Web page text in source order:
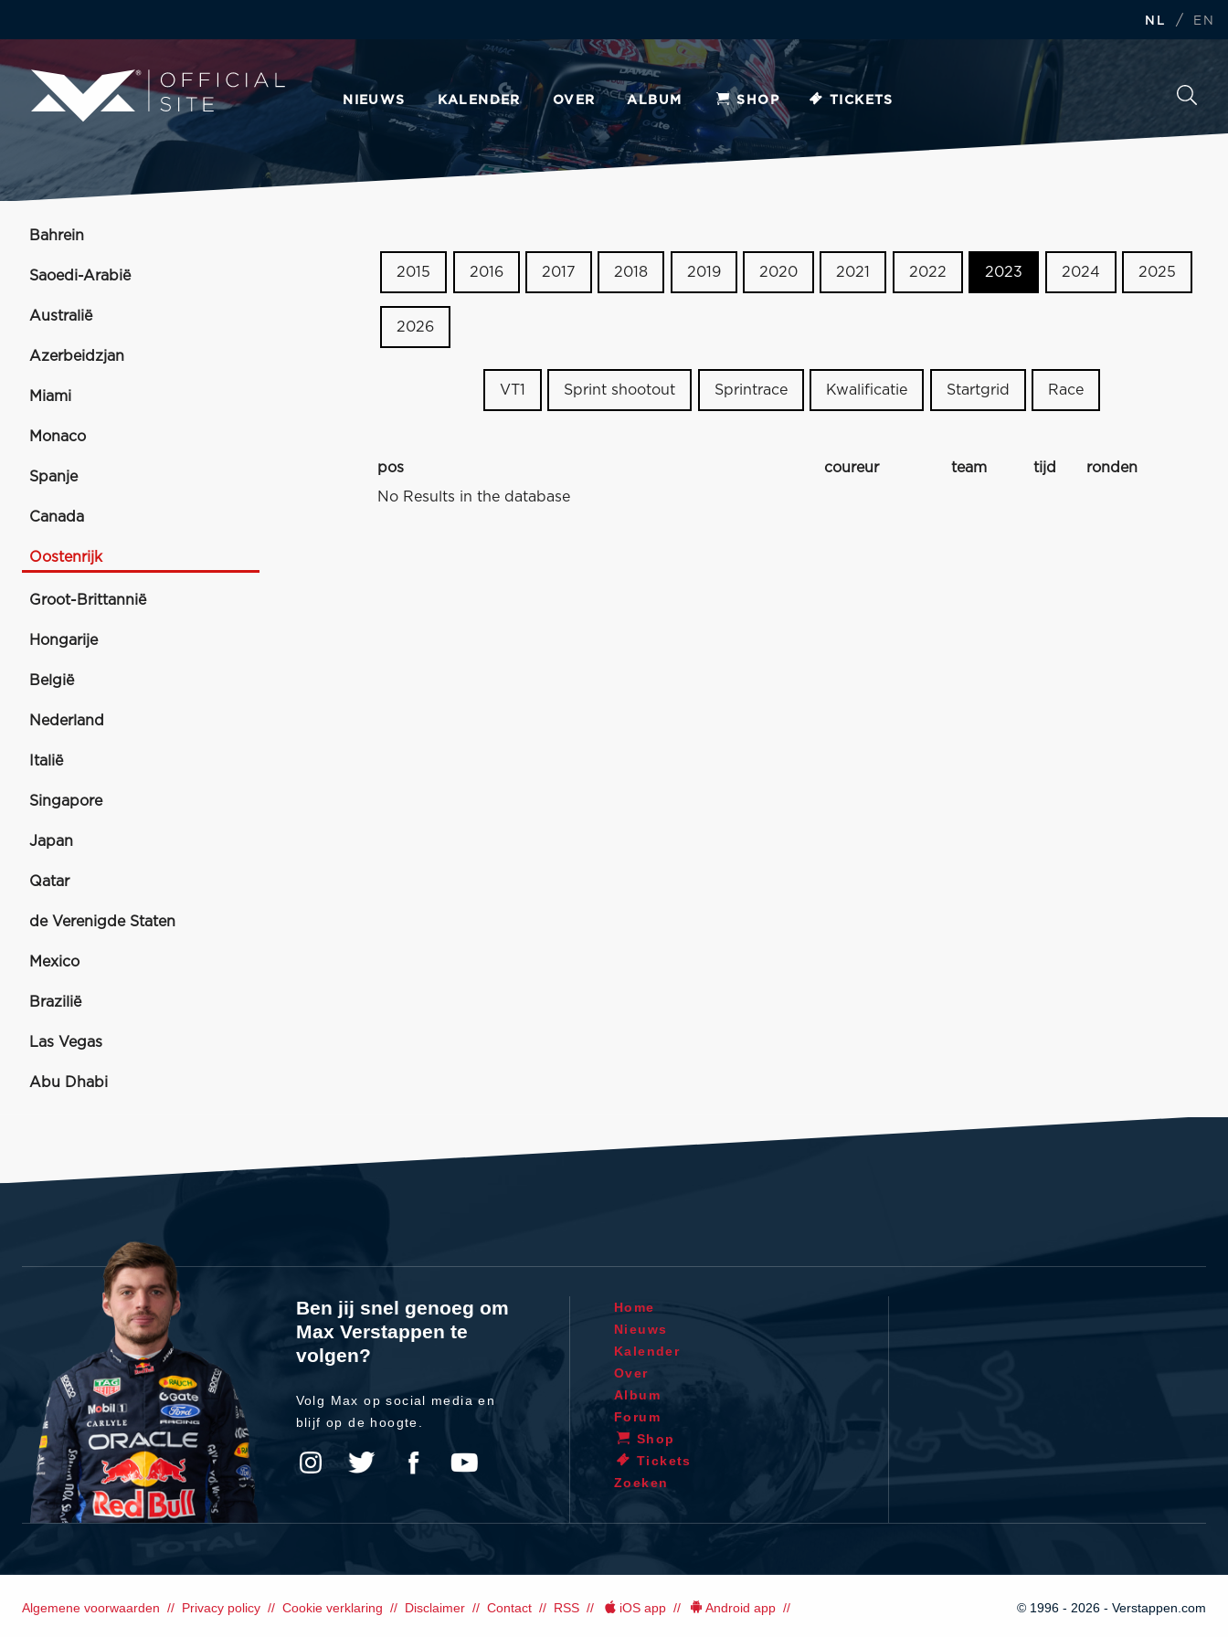
NL / EN
NIEUWS KALENDER OVER ALBUM SHOP TICKETS
Bahrein
Saoedi-Arabië
Australië
Azerbeidzjan
Miami
Monaco
Spanje
Canada
Oostenrijk
Groot-Brittannië
Hongarije
België
Nederland
Italië
Singapore
Japan
Qatar
de Verenigde Staten
Mexico
Brazilië
Las Vegas
Abu Dhabi
2015 2016 2017 2018 2019 2020 2021 2022 2023 2024 2025
2026
VT1 Sprint shootout Sprintrace Kwalificatie Startgrid Race
pos coureur team tijd
ronden
No Results in the database
Ben jij snel genoeg om
Max Verstappen te
volgen?
Volg Max op social media en
blijf op de hoogte.
Home
Nieuws
Kalender
Over
Album
Forum
Shop
Tickets
Zoeken
Algemene voorwaarden Privacy policy Cookie verklaring Disclaimer Contact RSS iOS app Android app © 1996 - 2026 - Verstappen.com